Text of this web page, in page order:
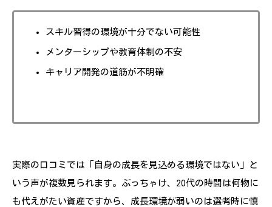
スキル習得の環境が十分でない可能性
メンターシップや教育体制の不安
キャリア開発の道筋が不明確
実際の口コミでは「自身の成長を見込める環境ではない」と
いう声が複数見られます。ぶっちゃけ、20代の時間は何物に
も代えがたい資産ですから、成長環境が弱いのは選考時に慎